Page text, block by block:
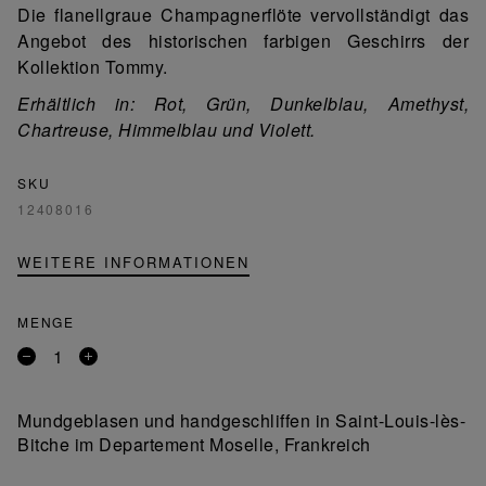
Die flanellgraue Champagnerflöte vervollständigt das
Angebot des historischen farbigen Geschirrs der
Kollektion Tommy.
Erhältlich in: Rot, Grün, Dunkelblau, Amethyst,
Chartreuse, Himmelblau und Violett.
SKU
12408016
WEITERE INFORMATIONEN
MENGE
Entfernen
Produkt
Ein
Mundgeblasen und handgeschliffen in Saint-Louis-lès-
Bitche im Departement Moselle, Frankreich